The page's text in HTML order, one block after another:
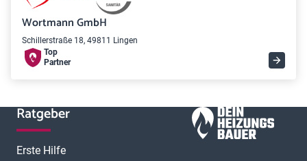
Wortmann GmbH
Schillerstraße 18, 49811 Lingen
Top
Partner
Ratgeber
Erste Hilfe